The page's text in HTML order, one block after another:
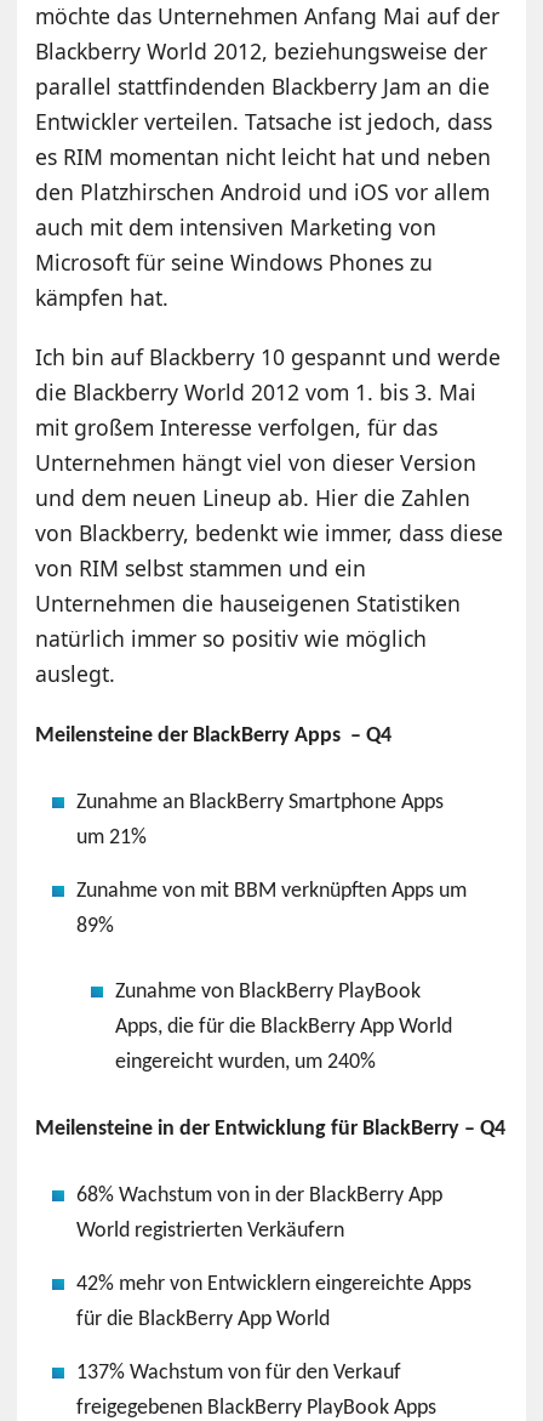
möchte das Unternehmen Anfang Mai auf der
Blackberry World 2012, beziehungsweise der
parallel stattfindenden Blackberry Jam an die
Entwickler verteilen. Tatsache ist jedoch, dass
es RIM momentan nicht leicht hat und neben
den Platzhirschen Android und iOS vor allem
auch mit dem intensiven Marketing von
Microsoft für seine Windows Phones zu
kämpfen hat.
Ich bin auf Blackberry 10 gespannt und werde
die Blackberry World 2012 vom 1. bis 3. Mai
mit großem Interesse verfolgen, für das
Unternehmen hängt viel von dieser Version
und dem neuen Lineup ab. Hier die Zahlen
von Blackberry, bedenkt wie immer, dass diese
von RIM selbst stammen und ein
Unternehmen die hauseigenen Statistiken
natürlich immer so positiv wie möglich
auslegt.
Meilensteine der BlackBerry Apps – Q4
Zunahme an BlackBerry Smartphone Apps
um 21%
Zunahme von mit BBM verknüpften Apps um
89%
Zunahme von BlackBerry PlayBook
Apps, die für die BlackBerry App World
eingereicht wurden, um 240%
Meilensteine in der Entwicklung für BlackBerry – Q4
68% Wachstum von in der BlackBerry App
World registrierten Verkäufern
42% mehr von Entwicklern eingereichte Apps
für die BlackBerry App World
137% Wachstum von für den Verkauf
freigegebenen BlackBerry PlayBook Apps